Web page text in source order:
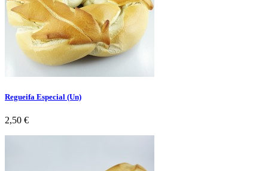
Regueifa Especial (Un)
Preço
2,50 €